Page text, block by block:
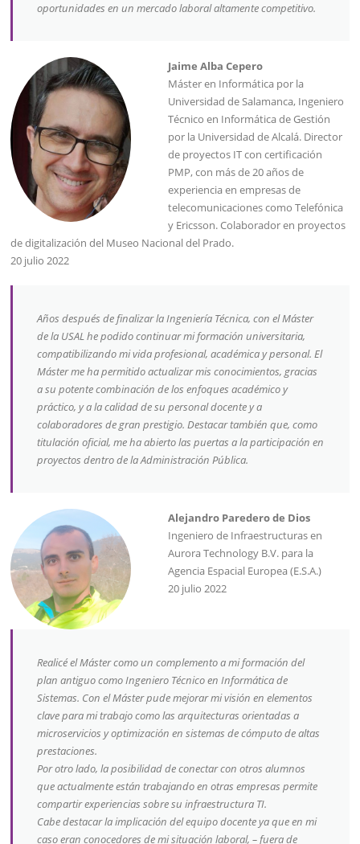
oportunidades en un mercado laboral altamente competitivo.
Jaime Alba Cepero
Máster en Informática por la
Universidad de Salamanca, Ingeniero
Técnico en Informática de Gestión
por la Universidad de Alcalá. Director
de proyectos IT con certificación
PMP, con más de 20 años de
experiencia en empresas de
telecomunicaciones como Telefónica
y Ericsson. Colaborador en proyectos
de digitalización del Museo Nacional del Prado.
20 julio 2022
Años después de finalizar la Ingeniería Técnica, con el Máster
de la USAL he podido continuar mi formación universitaria,
compatibilizando mi vida profesional, académica y personal. El
Máster me ha permitido actualizar mis conocimientos, gracias
a su potente combinación de los enfoques académico y
práctico, y a la calidad de su personal docente y a
colaboradores de gran prestigio. Destacar también que, como
titulación oficial, me ha abierto las puertas a la participación en
proyectos dentro de la Administración Pública.
Alejandro Paredero de Dios
Ingeniero de Infraestructuras en
Aurora Technology B.V. para la
Agencia Espacial Europea (E.S.A.)
20 julio 2022
Realicé el Máster como un complemento a mi formación del
plan antiguo como Ingeniero Técnico en Informática de
Sistemas. Con el Máster pude mejorar mi visión en elementos
clave para mi trabajo como las arquitecturas orientadas a
microservicios y optimización en sistemas de cómputo de altas
prestaciones.
Por otro lado, la posibilidad de conectar con otros alumnos
que actualmente están trabajando en otras empresas permite
compartir experiencias sobre su infraestructura TI.
Cabe destacar la implicación del equipo docente ya que en mi
caso eran conocedores de mi situación laboral, – fuera de